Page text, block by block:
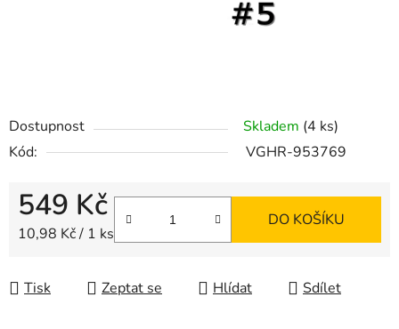
Dostupnost Skladem (4 ks)
Kód:
VGHR-953769
549 Kč
Měrná cena:
10,98 Kč / 1 ks
DO KOŠÍKU
Tisk Zeptat se Hlídat Sdílet